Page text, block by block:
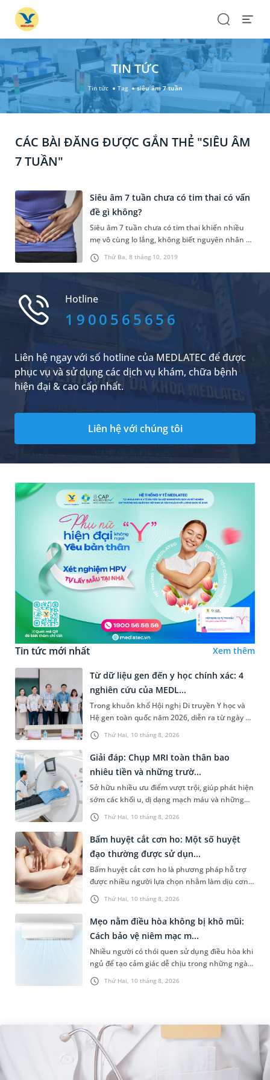
SearchOpen
TIN TỨC
Tin tức Tag siêu âm 7 tuần
CÁC BÀI ĐĂNG ĐƯỢC GẮN THẺ "SIÊU ÂM
7 TUẦN"
Thứ Ba, 8 tháng 10, 2019
Siêu âm 7 tuần chưa có tim thai có vấn
đề gì không?
Siêu âm 7 tuần chưa có tim thai khiến nhiều
mẹ vô cùng lo lắng, không biết nguyên nhân do
đâu, không biết thai nhi có gặp vấn đề gì
không. Cùng MEDLATEC tìm hiểu cụ thể vấn đề
này qua bài viết sau đây.
Hotline
1900565656
Liên hệ ngay với số hotline của MEDLATEC để được
phục vụ và sử dụng các dịch vụ khám, chữa bệnh
hiện đại & cao cấp nhất.
Liên hệ với chúng tôi
Tin tức mới nhất Xem thêm
Thứ Hai, 10 tháng 8, 2026
Từ dữ liệu gen đến y học chính xác: 4
nghiên cứu của MEDL...
Trong khuôn khổ Hội nghị Di truyền Y học và
Hệ gen toàn quốc năm 2026, diễn ra từ ngày 6
đến ngày 8/8 vừa qua, tại Hà Nội, MEDLATEC đã
trình bày 4 nghiên cứu...
Thứ Hai, 10 tháng 8, 2026
Giải đáp: Chụp MRI toàn thân bao
nhiêu tiền và những trườ...
Sở hữu nhiều ưu điểm vượt trội, giúp phát hiện
sớm các khối u, dị dạng mạch máu và những
tổn thương nhỏ từ khi chưa có triệu chứng,
phương pháp chụp cộng hưở...
Thứ Hai, 10 tháng 8, 2026
Bấm huyệt cắt cơn ho: Một số huyệt
đạo thường được sử dụn...
Bấm huyệt cắt cơn ho là phương pháp hỗ trợ
được nhiều người lựa chọn nhằm làm dịu cơn
ho và giảm cảm giác khó chịu ở cổ họng bên
cạnh việc điều trị theo nguy...
Thứ Hai, 10 tháng 8, 2026
Mẹo nằm điều hòa không bị khô mũi:
Cách bảo vệ niêm mạc m...
Nhiều người có thói quen sử dụng điều hòa khi
ngủ để tạo cảm giác dễ chịu trong những ngày
nóng bức. Tuy nhiên, không ít trường hợp lại
gặp tình trạng khô mũ...